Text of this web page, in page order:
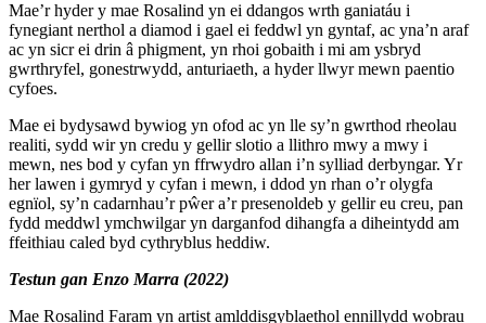
Mae’r hyder y mae Rosalind yn ei ddangos wrth ganiatáu i
fynegiant nerthol a diamod i gael ei feddwl yn gyntaf, ac yna’n araf
ac yn sicr ei drin â phigment, yn rhoi gobaith i mi am ysbryd
gwrthryfel, gonestrwydd, anturiaeth, a hyder llwyr mewn paentio
cyfoes.
Mae ei bydysawd bywiog yn ofod ac yn lle sy’n gwrthod rheolau
realiti, sydd wir yn credu y gellir slotio a llithro mwy a mwy i
mewn, nes bod y cyfan yn ffrwydro allan i’n sylliad derbyngar. Yr
her lawen i gymryd y cyfan i mewn, i ddod yn rhan o’r olygfa
egnïol, sy’n cadarnhau’r pŵer a’r presenoldeb y gellir eu creu, pan
fydd meddwl ymchwilgar yn darganfod dihangfa a diheintydd am
ffeithiau caled byd cythryblus heddiw.
Testun gan Enzo Marra (2022)
Mae Rosalind Faram yn artist amlddisgyblaethol ennillydd wobrau